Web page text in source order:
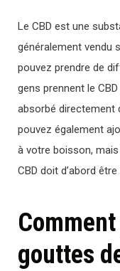
Le CBD est une
généralement vendu
pouvez prendre de
gens prennent le
absorbé directement
pouvez également
à votre boisson,
CBD doit d’abord être
gouttes